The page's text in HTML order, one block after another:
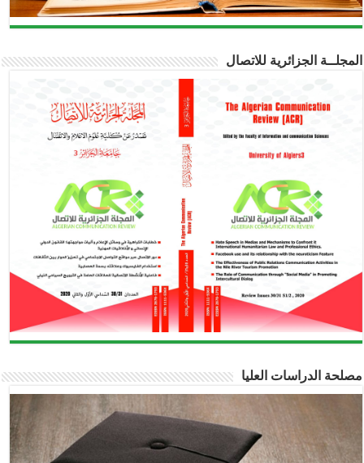
المجلــة الجزائرية للاتصال
مصلحة الدراسات العليا